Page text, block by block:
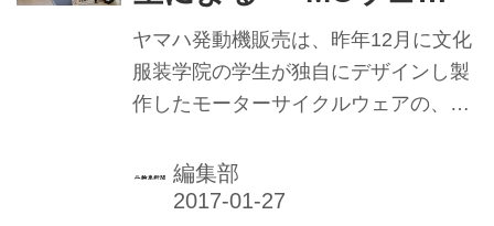
づくり｣をサポート
ヤマハ発動機販売は、昨年12月に文化
服装学院の学生が独自にデザインし製
作したモーターサイクルウェアの、プ
イク・ファッション・アートの融合を
目指すアパレルブランド「ROARS
編集部